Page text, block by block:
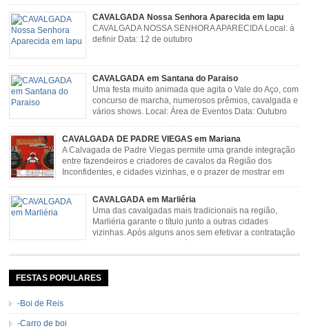
CAVALGADA Nossa Senhora Aparecida em Iapu
CAVALGADA NOSSA SENHORA APARECIDA Local: à
definir Data: 12 de outubro
CAVALGADA em Santana do Paraiso
Uma festa muito animada que agita o Vale do Aço, com
concurso de marcha, numerosos prêmios, cavalgada e
vários shows. Local: Área de Eventos Data: Outubro
CAVALGADA DE PADRE VIEGAS em Mariana
A Calvagada de Padre Viegas permite uma grande integração
entre fazendeiros e criadores de cavalos da Região dos
Inconfidentes, e cidades vizinhas, e o prazer de mostrar em
resgata cultura e saúde além de contar com apresentações musicais. Local:
Distrito de Padre Viegas, Antigo Campo de […]
CAVALGADA em Marliéria
Uma das cavalgadas mais tradicionais na região,
Marliéria garante o título junto a outras cidades
vizinhas. Após alguns anos sem efetivar a contratação
Cavalgada de Marliéria voltou, e não deixou dúvidas de que sua tradição
de […]
FESTAS POPULARES
-Boi de Reis
-Carro de boi